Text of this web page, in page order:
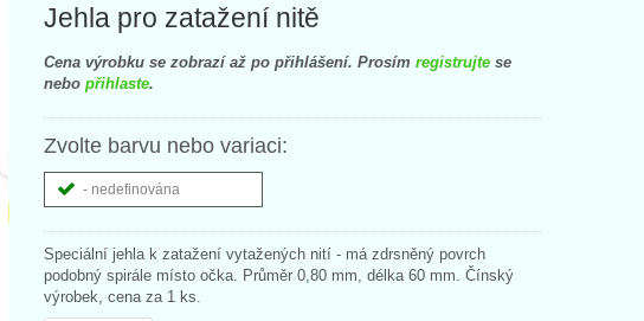
Jehla pro zatažení nitě
Cena výrobku se zobrazí až po přihlášení. Prosím registrujte se
nebo přihlaste.
Zvolte barvu nebo variaci:
- nedefinována
Speciální jehla k zatažení vytažených nití - má zdrsněný povrch
podobný spirále místo očka. Průměr 0,80 mm, délka 60 mm. Čínský
výrobek, cena za 1 ks.